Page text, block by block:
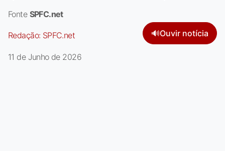
Fonte SPFC.net
Redação: SPFC.net 🔊Ouvir notícia
11 de Junho de 2026